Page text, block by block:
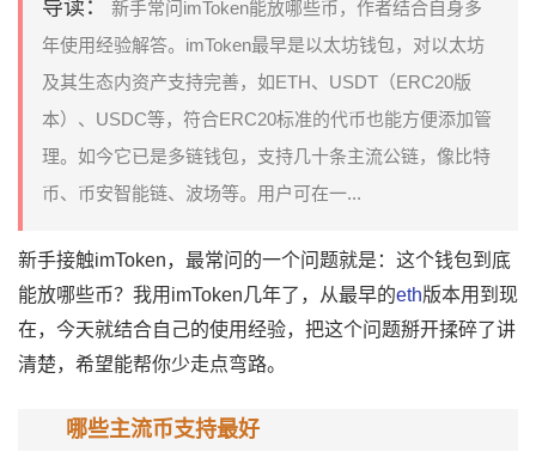
导读：
新手常问imToken能放哪些币，作者结合自身多
年使用经验解答。imToken最早是以太坊钱包，对以太坊
及其生态内资产支持完善，如ETH、USDT（ERC20版
本）、USDC等，符合ERC20标准的代币也能方便添加管
理。如今它已是多链钱包，支持几十条主流公链，像比特
币、币安智能链、波场等。用户可在一...
新手接触imToken，最常问的一个问题就是：这个钱包到底
能放哪些币？我用imToken几年了，从最早的eth版本用到现
在，今天就结合自己的使用经验，把这个问题掰开揉碎了讲
清楚，希望能帮你少走点弯路。
哪些主流币支持最好